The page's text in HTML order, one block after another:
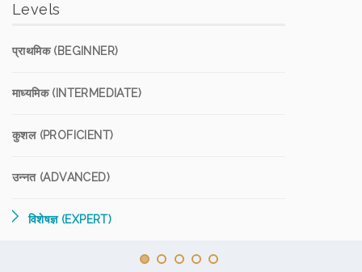
Levels
प्राथमिक (BEGINNER)
माध्यमिक (INTERMEDIATE)
कुशल (PROFICIENT)
उन्नत (ADVANCED)
विशेषज्ञ (EXPERT)